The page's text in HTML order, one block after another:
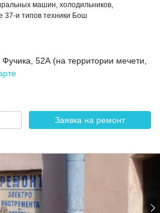
машин, холодильников,
и типов техники Бош
52А (на территории мечети,
Заявка на ремонт